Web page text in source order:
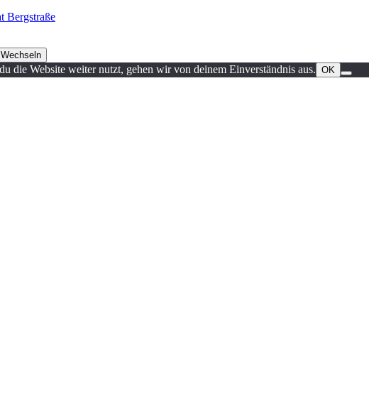
Bergstraße
die Website weiter nutzt, gehen wir von deinem Einverständnis aus. OK